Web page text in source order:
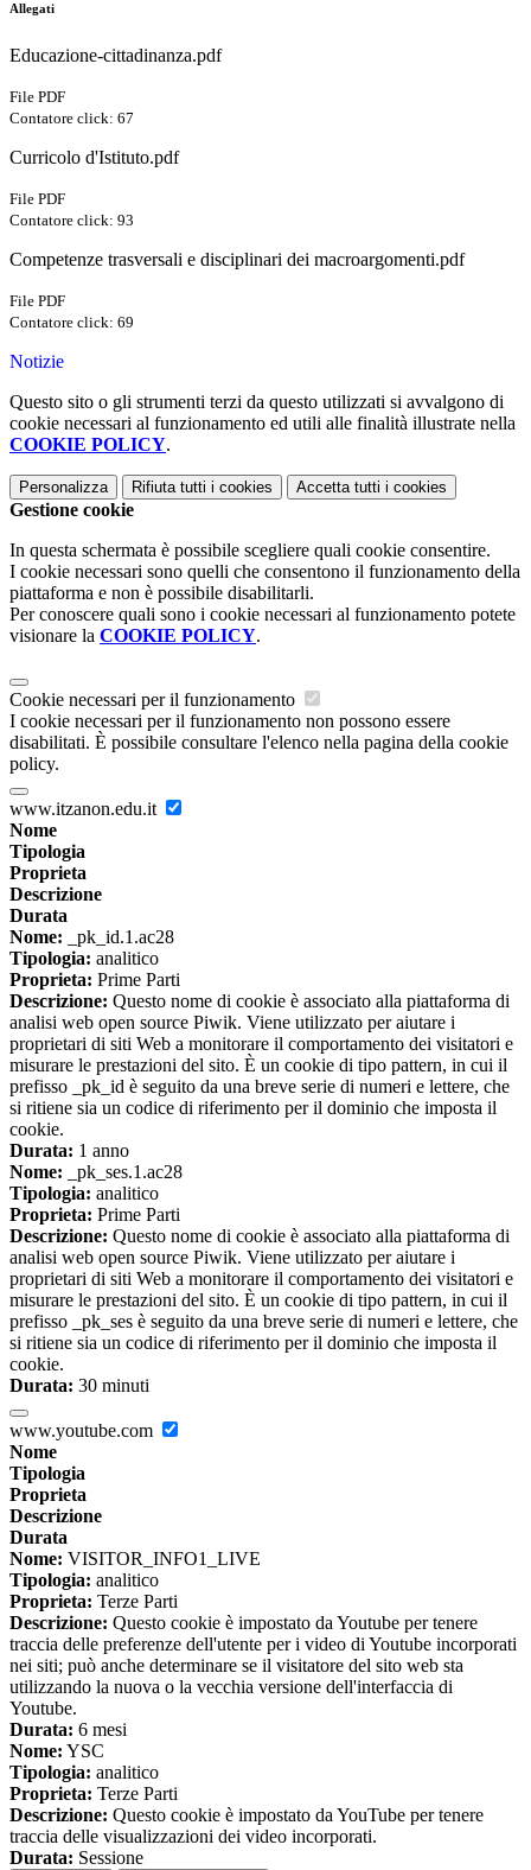
Allegati
Educazione-cittadinanza.pdf
File PDF
Contatore click: 67
Curricolo d'Istituto.pdf
File PDF
Contatore click: 93
Competenze trasversali e disciplinari dei macroargomenti.pdf
File PDF
Contatore click: 69
Notizie
Questo sito o gli strumenti terzi da questo utilizzati si avvalgono di
cookie necessari al funzionamento ed utili alle finalità illustrate nella
COOKIE POLICY.
Personalizza Rifiuta tutti i cookies Accetta tutti i cookies
Gestione cookie
In questa schermata è possibile scegliere quali cookie consentire.
I cookie necessari sono quelli che consentono il funzionamento della
piattaforma e non è possibile disabilitarli.
Per conoscere quali sono i cookie necessari al funzionamento potete
visionare la COOKIE POLICY.
Cookie necessari per il funzionamento
I cookie necessari per il funzionamento non possono essere
disabilitati. È possibile consultare l'elenco nella pagina della cookie
policy.
www.itzanon.edu.it
Nome
Tipologia
Proprieta
Descrizione
Durata
Nome: _pk_id.1.ac28
Tipologia: analitico
Proprieta: Prime Parti
Descrizione: Questo nome di cookie è associato alla piattaforma di
analisi web open source Piwik. Viene utilizzato per aiutare i
proprietari di siti Web a monitorare il comportamento dei visitatori e
misurare le prestazioni del sito. È un cookie di tipo pattern, in cui il
prefisso _pk_id è seguito da una breve serie di numeri e lettere, che
si ritiene sia un codice di riferimento per il dominio che imposta il
cookie.
Durata: 1 anno
Nome: _pk_ses.1.ac28
Tipologia: analitico
Proprieta: Prime Parti
Descrizione: Questo nome di cookie è associato alla piattaforma di
analisi web open source Piwik. Viene utilizzato per aiutare i
proprietari di siti Web a monitorare il comportamento dei visitatori e
misurare le prestazioni del sito. È un cookie di tipo pattern, in cui il
prefisso _pk_ses è seguito da una breve serie di numeri e lettere, che
si ritiene sia un codice di riferimento per il dominio che imposta il
cookie.
Durata: 30 minuti
www.youtube.com
Nome
Tipologia
Proprieta
Descrizione
Durata
Nome: VISITOR_INFO1_LIVE
Tipologia: analitico
Proprieta: Terze Parti
Descrizione: Questo cookie è impostato da Youtube per tenere
traccia delle preferenze dell'utente per i video di Youtube incorporati
nei siti; può anche determinare se il visitatore del sito web sta
utilizzando la nuova o la vecchia versione dell'interfaccia di
Youtube.
Durata: 6 mesi
Nome: YSC
Tipologia: analitico
Proprieta: Terze Parti
Descrizione: Questo cookie è impostato da YouTube per tenere
traccia delle visualizzazioni dei video incorporati.
Durata: Sessione